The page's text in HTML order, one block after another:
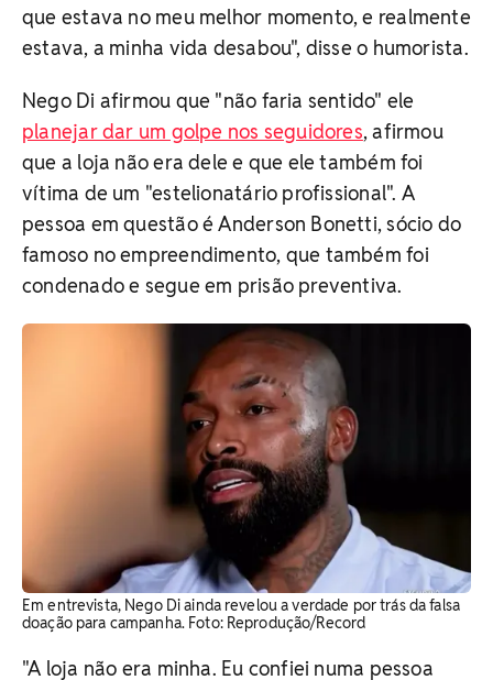
que estava no meu melhor momento, e realmente
estava, a minha vida desabou", disse o humorista.
Nego Di afirmou que "não faria sentido" ele
planejar dar um golpe nos seguidores, afirmou
que a loja não era dele e que ele também foi
vítima de um "estelionatário profissional". A
pessoa em questão é Anderson Bonetti, sócio do
famoso no empreendimento, que também foi
condenado e segue em prisão preventiva.
Em entrevista, Nego Di ainda revelou a verdade por trás da falsa
doação para campanha. Foto: Reprodução/Record
"A loja não era minha. Eu confiei numa pessoa